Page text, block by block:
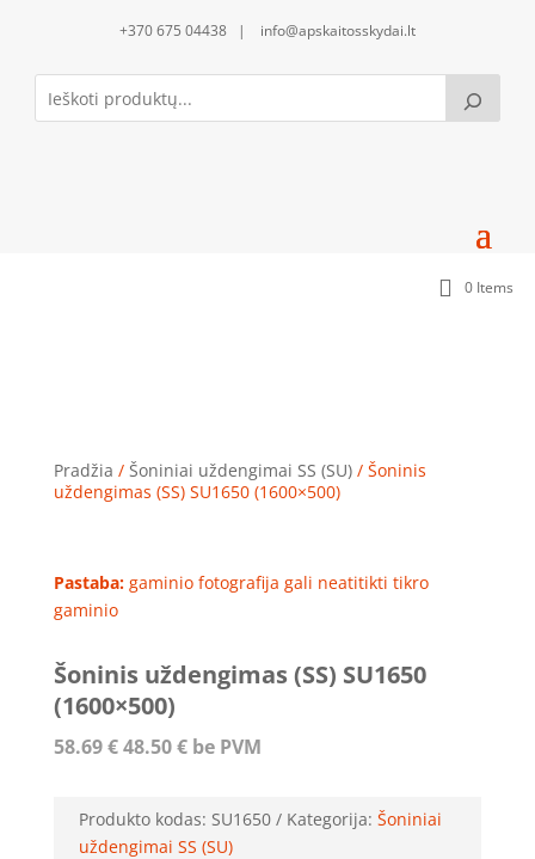
+370 675 04438 | info@apskaitosskydai.lt
0 Items
Pradžia / Šoniniai uždengimai SS (SU)/ Šoninis
uždengimas (SS) SU1650 (1600×500)
Pastaba:gaminio fotografija gali neatitikti tikro
gaminio
Šoninis uždengimas (SS) SU1650
(1600×500)
58.69€48.50€be PVM
Produkto kodas: SU1650 Kategorija: Šoniniai
uždengimai SS (SU)